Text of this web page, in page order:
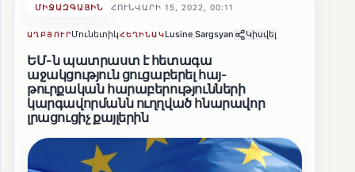
ՄԻՋԱԶԳԱՅԻՆ ՀՈՒՆՎԱՐԻ 15, 2022, 00:11
ԱՂԲՅՈՒՐՄունետիկՀԵՂԻՆԱԿLusine Sargsyan Կիսվել
ԵՄ-ն պատրաստ է հետագա
աջակցություն ցուցաբերել հայ-
թուրքական հարաբերությունների
կարգավորմանն ուղղված հնարավոր
լրացուցիչ քայլերին